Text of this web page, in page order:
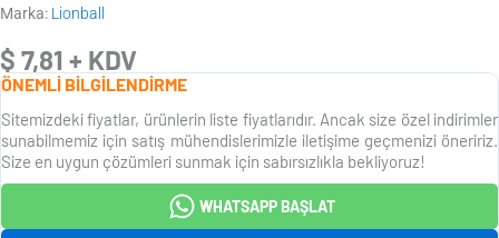
Marka: Lionball
$ 7,81 + KDV
ÖNEMLİ BİLGİLENDİRME
Sitemizdeki fiyatlar, ürünlerin liste fiyatlarıdır. Ancak size özel indirimler
sunabilmemiz için satış mühendislerimizle iletişime geçmenizi öneririz.
Size en uygun çözümleri sunmak için sabırsızlıkla bekliyoruz!
WHATSAPP BAŞLAT